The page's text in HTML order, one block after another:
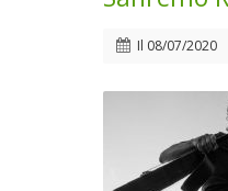
Il 08/07/2020